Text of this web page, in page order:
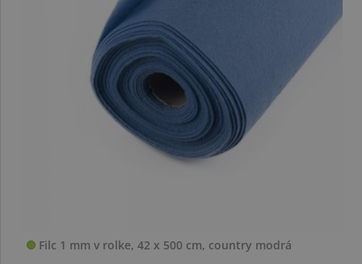
Filc 1 mm v rolke, 42 x 500 cm, country modrá